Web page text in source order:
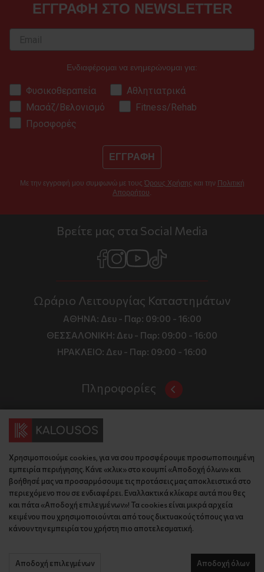
ΕΓΓΡΑΦΗ ΣΤΟ NEWSLETTER
Ενδιαφέρομαι να ενημερώνομαι για:
Φυσικοθεραπεία
Αθλητιατρικά
Μασάζ/Βελονισμό
Fitness/Rehab
Προσφορές
ΕΓΓΡΑΦΗ
Με την εγγραφή μου συμφωνώ με τους Όρους Χρήσης και την Πολιτική
Απορρήτου.
Βρείτε μας στα Social Media
Ωράριο Λειτουργίας Καταστημάτων
ΑΘΗΝΑ: Δευ - Παρ: 09:00 - 16:00
ΘΕΣΣΑΛΟΝΙΚΗ: Δευ - Παρ: 09:00 - 16:00
ΗΡΑΚΛΕΙΟ: Δευ - Παρ: 09:00 - 16:00
Πληροφορίες
Όροι και Προϋποθέσεις
Τιμές, Τρόποι Αποστολής και Πληρωμής
Πολιτική Απορρήτου
Κώδικας Δεοντολογίας
Εταιρικό Προφίλ
KLoop - Loyalty Program
Become a Brand Ambassador
Επικοινωνία
Επικοινωνία
Διεύθυνση
Έδρα: Γράμμου 29, 18345 , Μοσχάτο Αττική
Θεσ/νίκη: Λυσάνδρου 8, 54642, Θεσσαλονίκη
Κρήτη: Θερίσου 52, 71305, Ηράκλειο
Βρείτε μας στον χάρτη
Τηλέφωνο:
Έδρα: 210 775 2048
© 2026 kalousos.gr All Rights Reserved.
Χρησιμοποιούμε cookies, για να σου προσφέρουμε προσωποποιημένη
εμπειρία περιήγησης. Κάνε «κλικ» στο κουμπί «Αποδοχή όλων» και
βοήθησέ μας να προσαρμόσουμε τις προτάσεις μας αποκλειστικά στο
περιεχόμενο που σε ενδιαφέρει. Εναλλακτικά κλίκαρε αυτά που θες
και πάτα «Αποδοχή επιλεγμένων»! Τα cookies είναι μικρά αρχεία
κειμένου που χρησιμοποιούνται από τους δικτυακούς τόπους για να
κάνουν την εμπειρία του χρήστη πιο αποτελεσματική.
Αποδοχή επιλεγμένων Αποδοχή όλων